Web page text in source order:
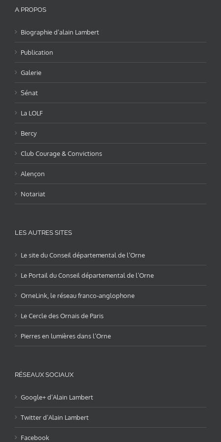
A PROPOS
Biographie d’alain Lambert
Publication
Galerie
Sénat
La LOLF
Bercy
Club Courage & Convictions
Alençon
Notariat
LES AUTRES SITES
Le site du Conseil départemental de l’Orne
Le Portail du Conseil départemental de l’Orne
OrneLink, le réseau franco-anglophone
Le Cercle des Ornais de Paris
Pierres en lumières dans l’Orne
RÉSEAUX SOCIAUX
Google+ d’Alain Lambert
Twitter d’Alain Lambert
Facebook